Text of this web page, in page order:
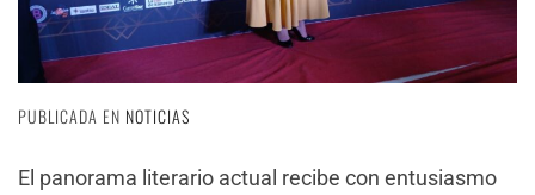
PUBLICADA EN NOTICIAS
El panorama literario actual recibe con entusiasmo